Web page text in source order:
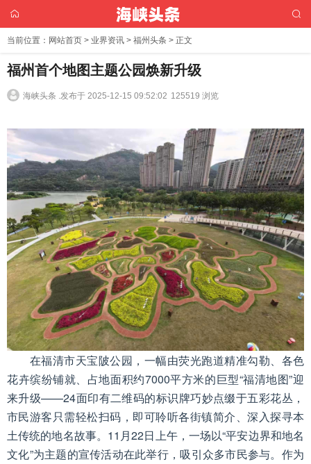
当前位置： 网站首页 > 业界资讯 > 福州头条 > 正文
福州首个地图主题公园焕新升级
海峡头条 .发布于 2025-12-15 09:52:02 125519 浏览
在福清市天宝陂公园，一幅由荧光跑道精准勾勒、各色
花卉缤纷铺就、占地面积约7000平方米的巨型“福清地图”迎
来升级——24面印有二维码的标识牌巧妙点缀于五彩花丛，
市民游客只需轻松扫码，即可聆听各街镇简介、深入探寻本
土传统的地名故事。11月22日上午，一场以“平安边界和地名
文化”为主题的宣传活动在此举行，吸引众多市民参与。作为